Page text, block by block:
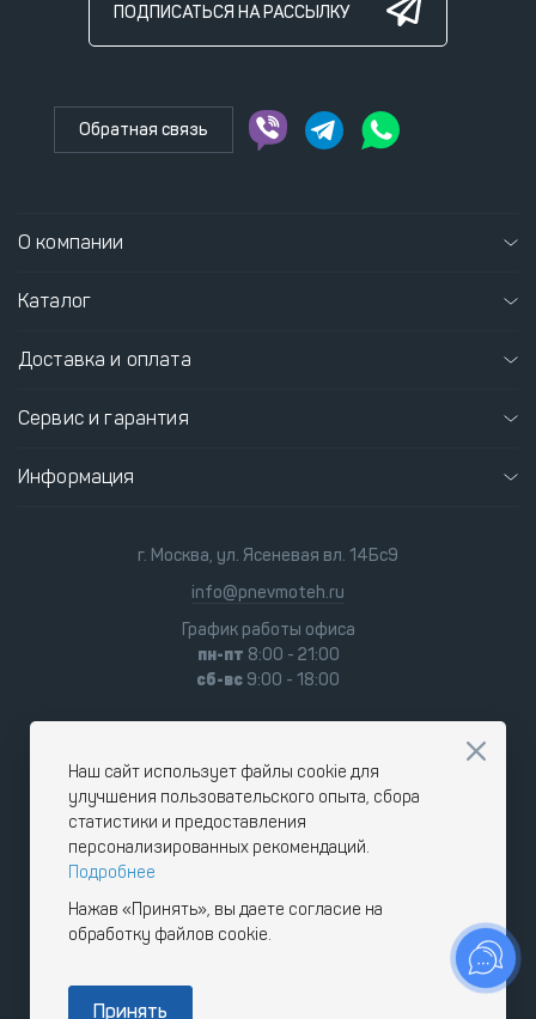
ПОДПИСАТЬСЯ НА РАССЫЛКУ
Обратная связь
О компании
Каталог
Доставка и оплата
Сервис и гарантия
Информация
г. Москва, ул. Ясеневая вл. 14Бс9
info@pnevmoteh.ru
График работы офиса
пн-пт 8:00 - 21:00
сб-вс 9:00 - 18:00
Наш сайт использует файлы cookie для
улучшения пользовательского опыта, сбора
статистики и предоставления
персонализированных рекомендаций.
Подробнее
Нажав «Принять», вы даете согласие на
обработку файлов cookie.
Принять